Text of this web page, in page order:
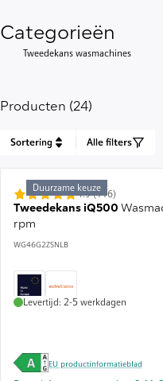
Categorieën
Tweedekans wasmachines
Producten (24)
Sortering Alle filters
Tweedekans iQ500
rpm
WG46G2ZSNLB
4.9 (116)
Duurzame keuze
Levertijd: 2-5 werkdagen
EU productinformatieblad